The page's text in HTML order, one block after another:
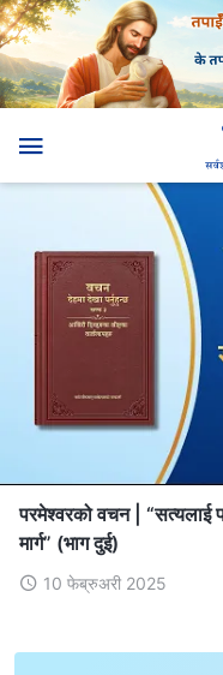
परमेश्‍वरको वचन | “सत्यलाई
मार्ग” (भाग दुई)
10 फेब्रुअरी 2025